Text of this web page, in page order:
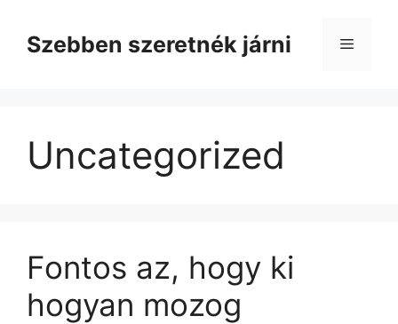
tartalomba
Szebben szeretnék járni Menü
Uncategorized
Fontos az, hogy ki
hogyan mozog